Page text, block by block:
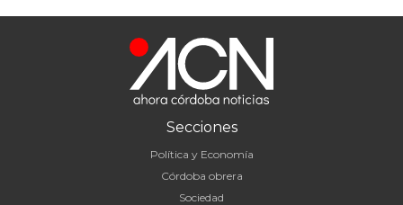
Secciones
Política y Economía
Córdoba obrera
Sociedad